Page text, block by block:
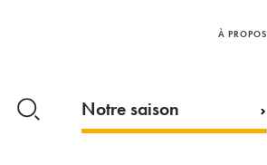
À PROPOS
Notre saison